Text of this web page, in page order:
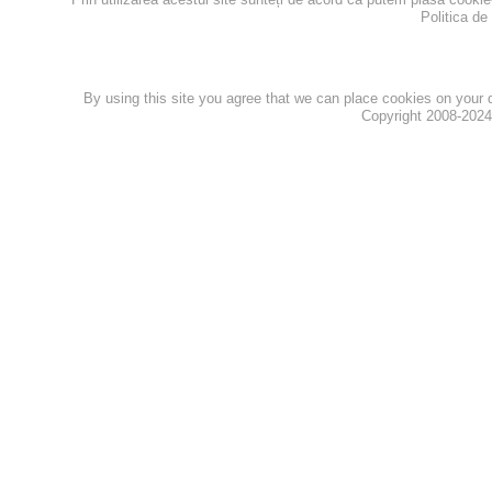
Politica
By using this site you agree that we can place cookies on
Copyright 2008-